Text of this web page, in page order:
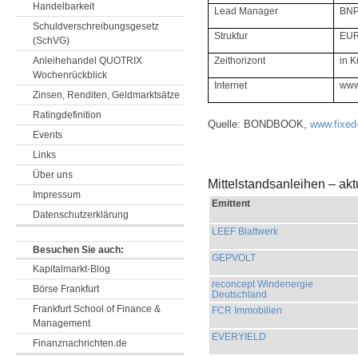
Lead Manager
Struktur
Zeithorizont in
Internet
Quelle: BONDBOOK,
Mittelstandsanleihen –
Emittent
LEEF Blattwerk
GEPVOLT
reconcept Windenergie
Deutschland
FCR Immobilien
EVERYIELD
Handelbarkeit
Schuldverschreibungsgesetz
(SchVG)
Anleihehandel QUOTRIX
Wochenrückblick
Zinsen, Renditen, Geldmarktsätze
Ratingdefinition
Events
Links
Über uns
Impressum
Datenschutzerklärung
Besuchen Sie auch:
Kapitalmarkt-Blog
Börse Frankfurt
Frankfurt School of Finance &
Management
Finanznachrichten.de